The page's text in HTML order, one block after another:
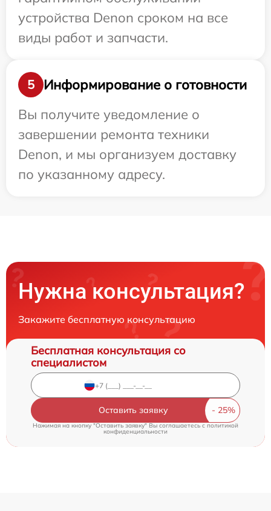
устройства Denon сроком на все
виды работ и запчасти.
5
Информирование о готовности
Вы получите уведомление о
завершении ремонта техники
Denon, и мы организуем доставку
по указанному адресу.
Нужна консультация?
Закажите бесплатную консультацию
Бесплатная консультация со
специалистом
Оставить заявку
Нажимая на кнопку "Оставить заявку" Вы соглашаетесь c политикой
конфиденциальности